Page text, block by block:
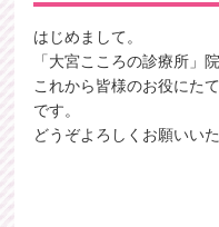
はじめまして。
「大宮こころの診療所」
これから皆様のお役にた
です。
どうぞよろしくお願いいた